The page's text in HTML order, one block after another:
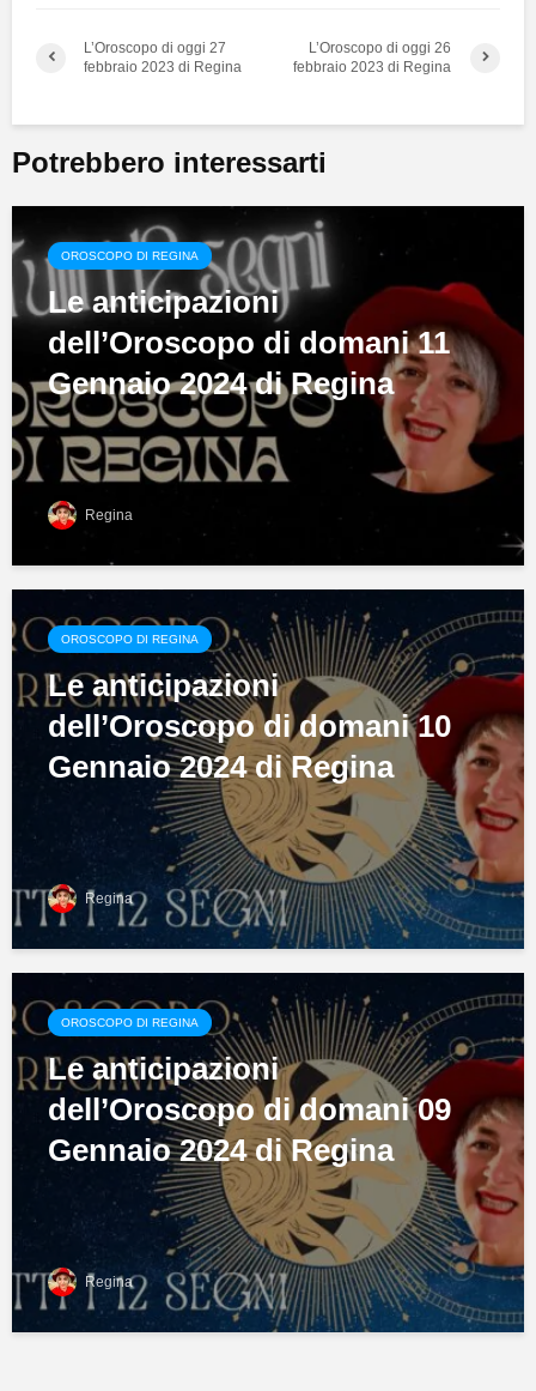
L’Oroscopo di oggi 27
febbraio 2023 di Regina
L’Oroscopo di oggi 26
febbraio 2023 di Regina
Potrebbero interessarti
OROSCOPO DI REGINA
Le anticipazioni
dell’Oroscopo di domani 11
Gennaio 2024 di Regina
Regina
OROSCOPO DI REGINA
Le anticipazioni
dell’Oroscopo di domani 10
Gennaio 2024 di Regina
Regina
OROSCOPO DI REGINA
Le anticipazioni
dell’Oroscopo di domani 09
Gennaio 2024 di Regina
Regina